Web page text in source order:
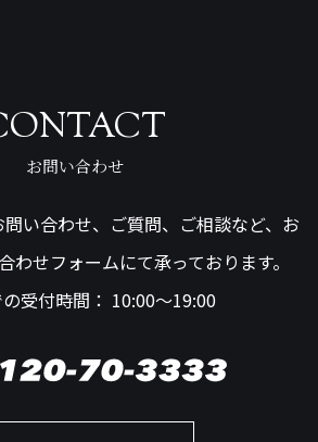
お問い合わせ
い合わせ、ご質問、ご相談など、お
わせフォームにて承っております。
受付時間： 10:00～19:00